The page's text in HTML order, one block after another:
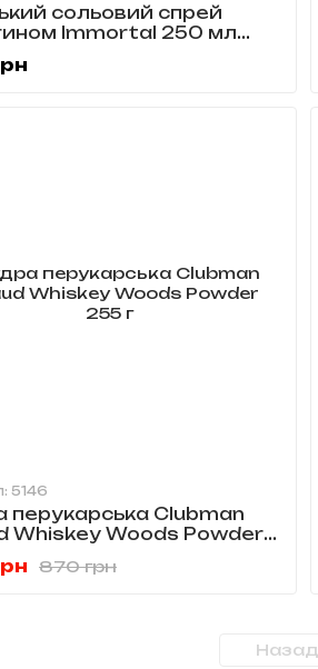
сольовий спрей
Immortal 250 мл
5146
перукарська Clubman
Whiskey Woods Powder
870 грн
Назад